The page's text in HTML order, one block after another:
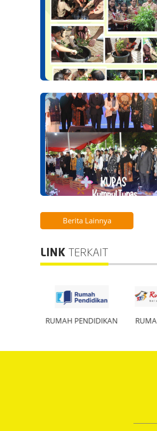
Berita Lainnya
LINK TERKAIT
RUMAH PENDIDIKAN